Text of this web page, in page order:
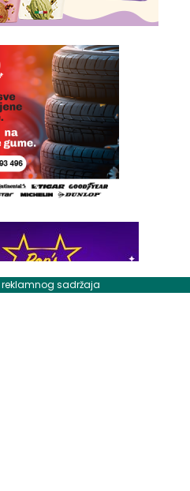
reklamnog sadržaja